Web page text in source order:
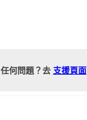
任何問題？去 支援頁面